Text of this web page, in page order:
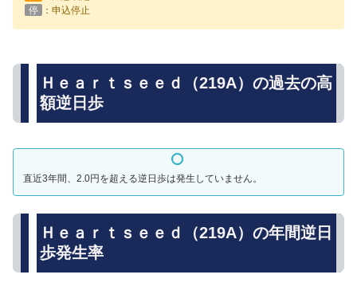
停
：申込停止
Ｈｅａｒｔｓｅｅｄ（219A）の過去の高
額逆日歩
直近3年間、2.0円を超える逆日歩は発生していません。
Ｈｅａｒｔｓｅｅｄ（219A）の年間逆日
歩発生率